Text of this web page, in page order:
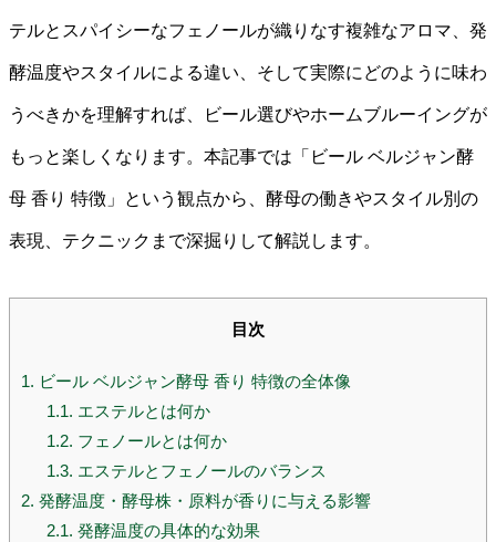
テルとスパイシーなフェノールが織りなす複雑なアロマ、発
酵温度やスタイルによる違い、そして実際にどのように味わ
うべきかを理解すれば、ビール選びやホームブルーイングが
もっと楽しくなります。本記事では「ビール ベルジャン酵
母 香り 特徴」という観点から、酵母の働きやスタイル別の
表現、テクニックまで深掘りして解説します。
目次
1. ビール ベルジャン酵母 香り 特徴の全体像
1.1. エステルとは何か
1.2. フェノールとは何か
1.3. エステルとフェノールのバランス
2. 発酵温度・酵母株・原料が香りに与える影響
2.1. 発酵温度の具体的な効果